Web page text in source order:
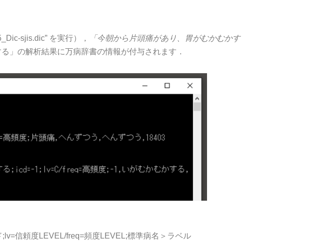
sjis.dic” を実行），
「今朝から片頭痛があり、胃がむかむかす
」の解析結果に万病辞書の情報が付与されます．
信頼度LEVEL/freq=頻度LEVEL;標準病名＞ラベル